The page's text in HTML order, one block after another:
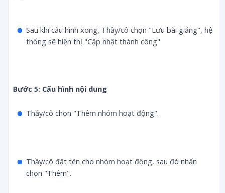
Sau khi cấu hình xong, Thầy/cô chọn "Lưu bài giảng", hệ
thống sẽ hiện thị "Cập nhật thành công"
Bước 5: Cấu hình nội dung
Thầy/cô chọn "Thêm nhóm hoạt động".
Thầy/cô đặt tên cho nhóm hoạt động, sau đó nhấn
chọn "Thêm".